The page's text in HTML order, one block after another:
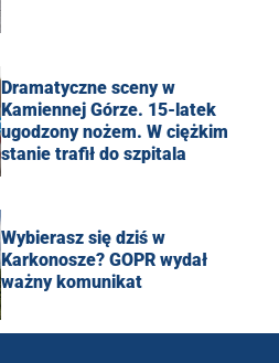
Dramatyczne sceny w
Kamiennej Górze. 15-latek
ugodzony nożem. W ciężkim
stanie trafił do szpitala
Wybierasz się dziś w
Karkonosze? GOPR wydał
ważny komunikat